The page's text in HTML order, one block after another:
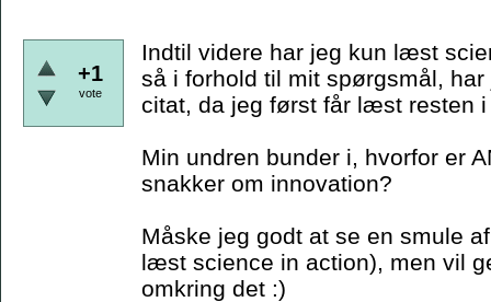
+1
vote
Indtil videre har jeg kun læst
så i forhold til mit spørgsmål,
citat, da jeg først får læst resten i
Min undren bunder i, hvorfor er
snakker om innovation?
Måske jeg godt at se en smule
læst science in action), men vil
omkring det :)